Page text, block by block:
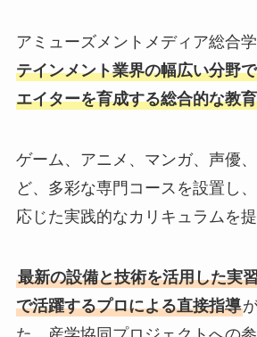
アミューズメントメディア総合学
テインメント業界の幅広い分野
エイターを育成する総合的な教
ゲーム、アニメ、マンガ、声優
ど、多彩な専門コースを設置し
応じた実践的なカリキュラムを提
最新の設備と技術を活用した実
で活躍するプロによる直接指導